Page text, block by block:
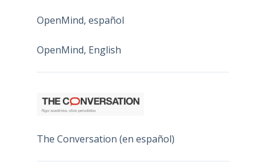
OpenMind, español
OpenMind, English
The Conversation (en español)